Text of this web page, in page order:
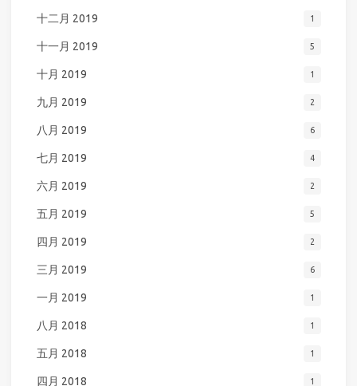
十二月 2019 1
十一月 2019 5
十月 2019 1
九月 2019 2
八月 2019 6
七月 2019 4
六月 2019 2
五月 2019 5
四月 2019 2
三月 2019 6
一月 2019 1
八月 2018 1
五月 2018 1
四月 2018 1